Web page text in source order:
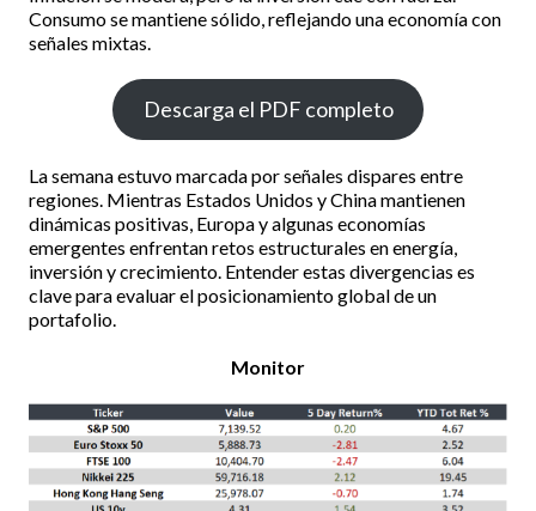
Consumo se mantiene sólido, reflejando una economía con
señales mixtas.
Descarga el PDF completo
La semana estuvo marcada por señales dispares entre
regiones. Mientras Estados Unidos y China mantienen
dinámicas positivas, Europa y algunas economías
emergentes enfrentan retos estructurales en energía,
inversión y crecimiento. Entender estas divergencias es
clave para evaluar el posicionamiento global de un
portafolio.
Monitor